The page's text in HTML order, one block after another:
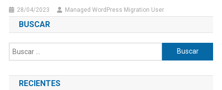
28/04/2023 Managed WordPress Migration User
BUSCAR
Buscar:
RECIENTES